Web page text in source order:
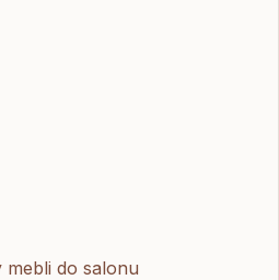
mebli do salonu